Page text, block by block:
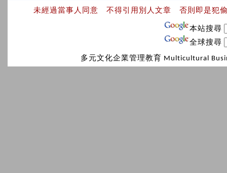
未經過當事人同意 不得引用別人文章 否則即是犯
本站搜尋
全球搜尋
多元文化企業管理教育 Multicultural